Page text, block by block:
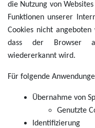
die Nutzung von
Funktionen unserer
Cookies nicht
dass der Browser
wiedererkannt wird.
Für folgende
Übernahme von
Genutzte